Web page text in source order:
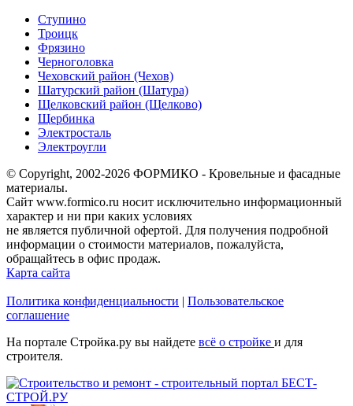
Ступино
Троицк
Фрязино
Черноголовка
Чеховский район (Чехов)
Шатурский район (Шатура)
Щелковский район (Щелково)
Щербинка
Электросталь
Электроугли
© Copyright, 2002-2026 ФОРМИКО - Кровельные и фасадные
материалы.
Сайт www.formico.ru носит исключительно информационный
характер и ни при каких условиях
не является публичной офертой. Для получения подробной
информации о стоимости материалов, пожалуйста,
обращайтесь в офис продаж.
Карта сайта
Политика конфиденциальности | Пользовательское
соглашение
На портале Стройка.ру вы найдете всё о стройке и для
строителя.